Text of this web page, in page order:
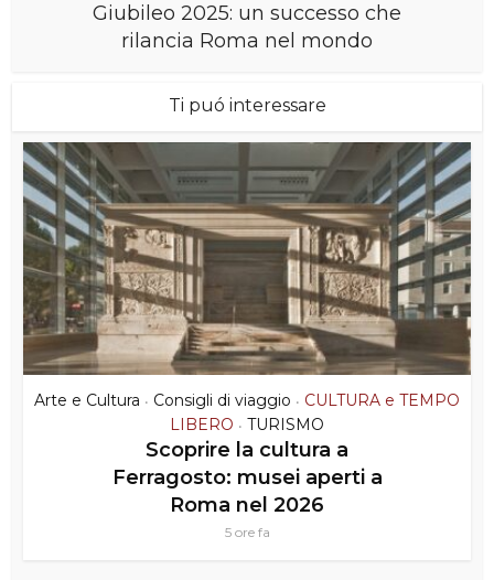
Giubileo 2025: un successo che
rilancia Roma nel mondo
Ti puó interessare
Arte e Cultura • Consigli di viaggio • CULTURA e TEMPO
LIBERO • TURISMO
Scoprire la cultura a
Ferragosto: musei aperti a
Roma nel 2026
5 ore fa